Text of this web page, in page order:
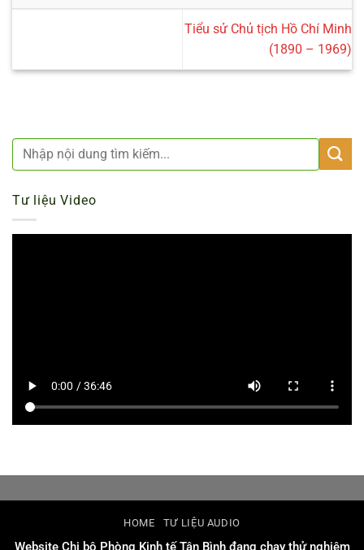
Tiểu sử Chủ tịch Hồ Chí Minh
(1890 – 1969)
Tư liệu Video
HOME TƯ LIỆU AUDIO
Website Chi bộ Phòng Kinh tế Tân Bình đang chạy thử nghiệm